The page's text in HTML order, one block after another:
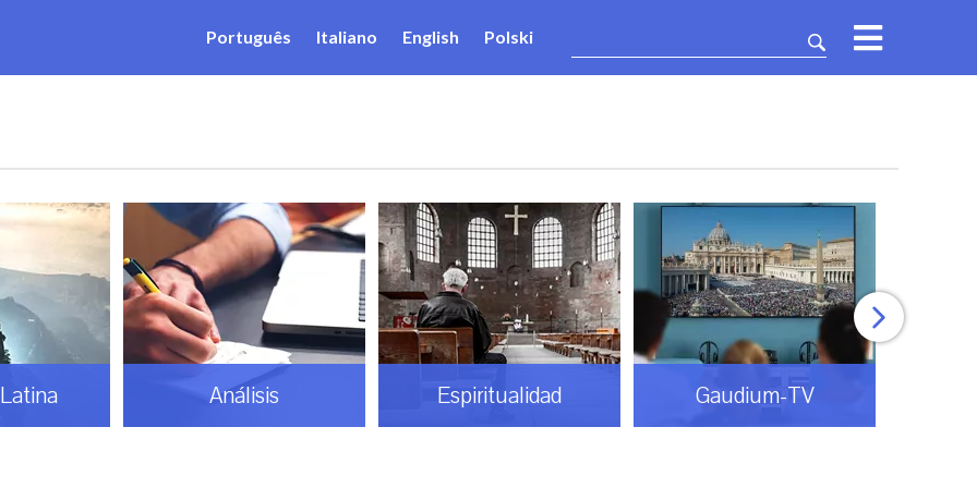
Português Italiano English Polski
Análisis Espiritualidad Gaudium-TV